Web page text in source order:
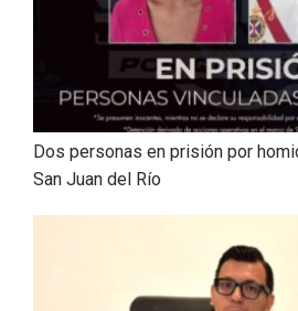
Dos personas en prisión por
San Juan del Río